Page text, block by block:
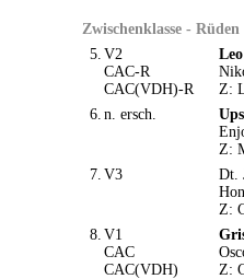
Zwischenklasse - Rüden
5. V2
CAC-R
CAC(VDH)-R
Z:
6. n. ersch.
Z:
7. V3 Dt.
Z:
8. V1
CAC
CAC(VDH)
Z: